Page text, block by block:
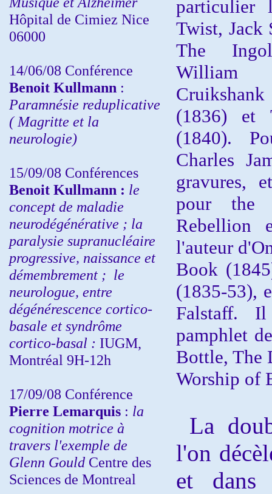
Hôpital de Cimiez Nice
06000
14/06/08 Conférence
Benoit Kullmann :
Paramnésie reduplicative
( Magritte et la
neurologie)
15/09/08 Conférences
Benoit Kullmann : le
concept de maladie
neurodégénérative ; la
paralysie supranucléaire
progressive, naissance et
démembrement ; le
neurologue, entre
dégénérescence cortico-
basale et syndrôme
cortico-basal : IUGM,
Montréal 9H-12h
17/09/08 Conférence
Pierre Lemarquis : la
cognition motrice à
travers l'exemple de
Glenn Gould Centre des
Sciences de Montreal
particulier
Twist, Jack
The
William
(1836) et
(1840).
Charles
gravures,
pour
Rebellion
l'auteur
Book
(1835-53),
Falstaff.
pamphlet
Bottle, The
Worship of
La
l'on
et dans